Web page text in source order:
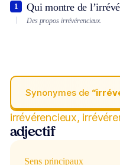
Qui montre de
1
Des propos irrévérencieux.
Synonymes de
irrévérencieux,
adjectif
Sens principaux